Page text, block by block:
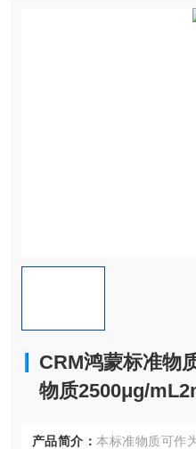
CRM鸿蒙标准物
物质2500μg/
产品简介： 本标准物质可作